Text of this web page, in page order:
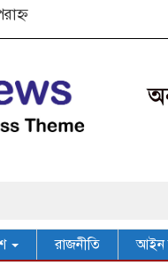
রাজনীতি আইন